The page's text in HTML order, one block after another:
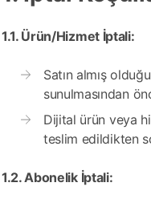
1.1. Ürün/Hizmet İptali:
Satın almış
sunulmasından
Dijital ürün veya
teslim edildikten
1.2. Abonelik İptali: